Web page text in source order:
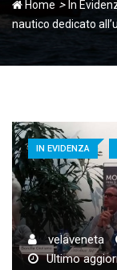
Home > In
nautico dedicato
IN EVIDENZA
velaveneta
Ultimo